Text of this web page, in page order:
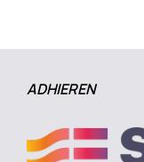
ADHIEREN